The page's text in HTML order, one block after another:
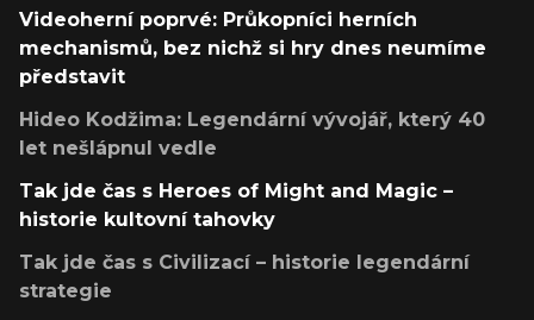
Videoherní poprvé: Průkopníci herních
mechanismů, bez nichž si hry dnes neumíme
představit
Hideo Kodžima: Legendární vývojář, který 40
let nešlápnul vedle
Tak jde čas s Heroes of Might and Magic –
historie kultovní tahovky
Tak jde čas s Civilizací – historie legendární
strategie